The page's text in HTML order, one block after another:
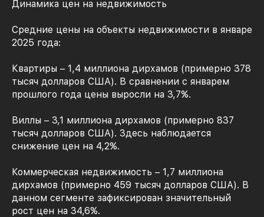
Динамика цен на недвижимость
Средние цены на объекты недвижимости в январе
2025 года:
Квартиры – 1,4 миллиона дирхамов (примерно 378
тысяч долларов США). В сравнении с январем
прошлого года цены выросли на 3,7%.
Виллы – 3,1 миллиона дирхамов (примерно 837
тысяч долларов США). Здесь наблюдается
снижение цен на 4,2%.
Коммерческая недвижимость – 1,7 миллиона
дирхамов (примерно 459 тысяч долларов США). В
данном сегменте зафиксирован значительный
рост цен на 34,6%.